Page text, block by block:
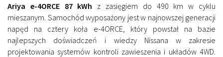
Ariya e-4ORCE 87 kWh z zasięgiem do 490 km w cyklu
mieszanym. Samochód wyposażony jest w najnowszej generacji
napęd na cztery koła e-4ORCE, który powstał na bazie
najlepszych doświadczeń i wiedzy Nissana w zakresie
projektowania systemów kontroli zawieszenia i układów 4WD.